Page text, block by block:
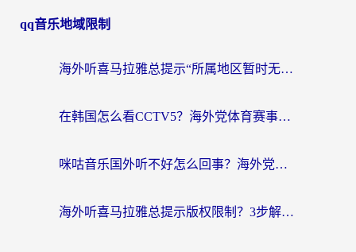
qq音乐地域限制
海外听喜马拉雅总提示“所属地区暂时无版权”？这个限制解除方法亲测有效！
在韩国怎么看CCTV5？海外党体育赛事+中文解说观看终极指南
咪咕音乐国外听不好怎么回事？海外党听歌自由的终极解决方案来了
海外听喜马拉雅总提示版权限制？3步解决+2个音乐平台问题全攻略